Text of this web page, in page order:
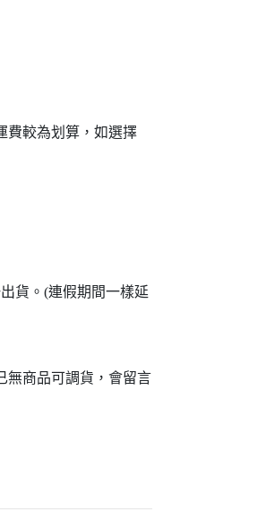
費較為划算，如選擇
貨。(連假期間一樣延
無商品可調貨，會留言